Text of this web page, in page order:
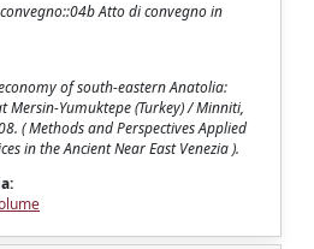
Atto di convegno in
of south-eastern Anatolia:
Yumuktepe (Turkey) / Minniti,
( Methods and Perspectives Applied
in the Ancient Near East Venezia ).